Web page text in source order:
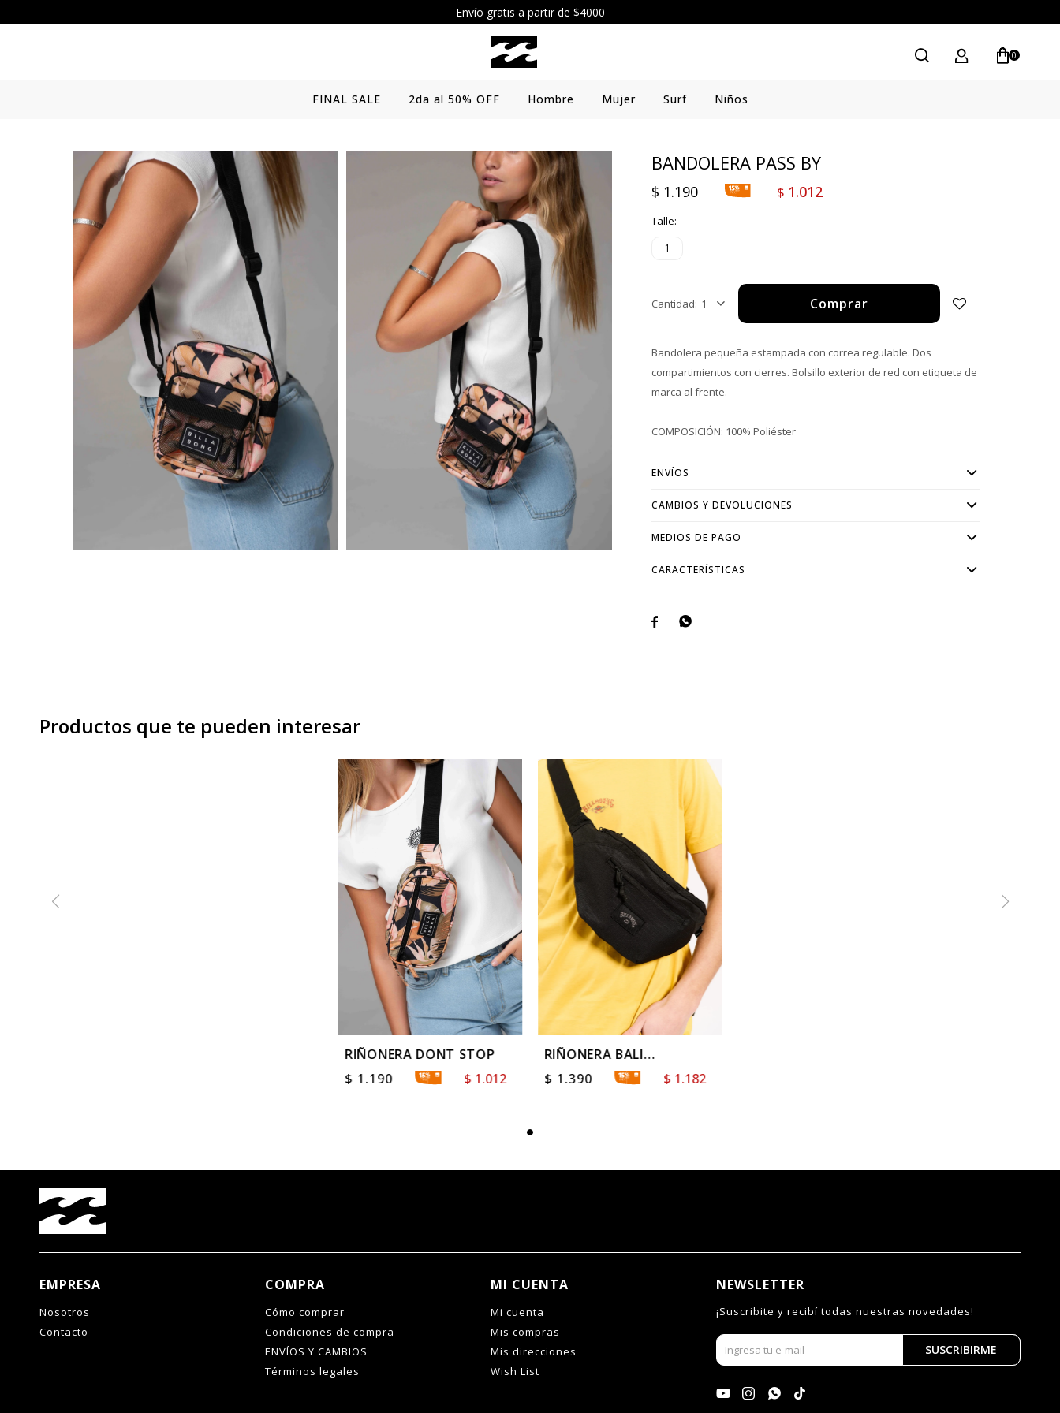
Envío gratis a partir de $4000
FINAL SALE 2da al 50% OFF Hombre Mujer Surf Niños
0
BANDOLERA PASS BY
$ 1.190 $ 1.012
Talle:
1
1 Comprar
Bandolera pequeña estampada con correa regulable. Dos
compartimientos con cierres. Bolsillo exterior de red con etiqueta de
marca al frente.
COMPOSICIÓN: 100% Poliéster
ENVÍOS
CAMBIOS Y DEVOLUCIONES
MEDIOS DE PAGO
CARACTERÍSTICAS
 
Productos que te pueden interesar
RIÑONERA DONT STOP
$ 1.190 $ 1.012
RIÑONERA BALI
WAISTPACK
$ 1.390 $ 1.182
EMPRESA
Nosotros
Contacto
COMPRA
Cómo comprar
Condiciones de compra
ENVÍOS Y CAMBIOS
Términos legales
MI CUENTA
Mi cuenta
Mis compras
Mis direcciones
Wish List
NEWSLETTER
¡Suscribite y recibí todas nuestras novedades!
SUSCRIBIRME
   